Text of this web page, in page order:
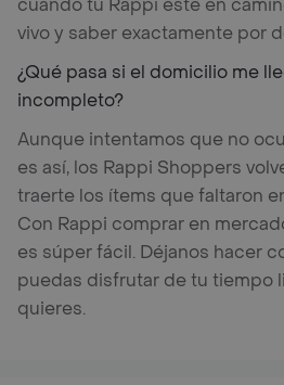
cuando tu Rappi esté en
vivo y saber exactamente por
¿Qué pasa si el domicilio me
incompleto?
Aunque intentamos que no
es así, los Rappi Shoppers
traerte los ítems que faltaron
Con Rappi comprar en
es súper fácil. Déjanos hacer
puedas disfrutar de tu tiempo
quieres.